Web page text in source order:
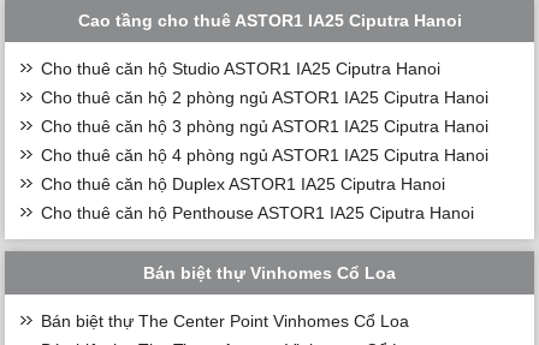
Cao tầng cho thuê ASTOR1 IA25 Ciputra Hanoi
Cho thuê căn hộ Studio ASTOR1 IA25 Ciputra Hanoi
Cho thuê căn hộ 2 phòng ngủ ASTOR1 IA25 Ciputra Hanoi
Cho thuê căn hộ 3 phòng ngủ ASTOR1 IA25 Ciputra Hanoi
Cho thuê căn hộ 4 phòng ngủ ASTOR1 IA25 Ciputra Hanoi
Cho thuê căn hộ Duplex ASTOR1 IA25 Ciputra Hanoi
Cho thuê căn hộ Penthouse ASTOR1 IA25 Ciputra Hanoi
Bán biệt thự Vinhomes Cổ Loa
Bán biệt thự The Center Point Vinhomes Cổ Loa